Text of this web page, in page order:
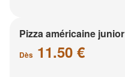
Pizza américaine junior
Dès 11.50 €